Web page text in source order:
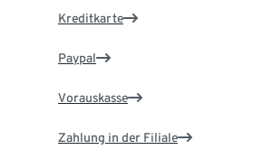
Kreditkarte
Paypal
Vorauskasse
Zahlung in der Filiale